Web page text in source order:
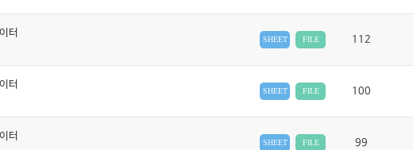
터
SHEET FILE 112
터
SHEET FILE 100
터
SHEET FILE 99